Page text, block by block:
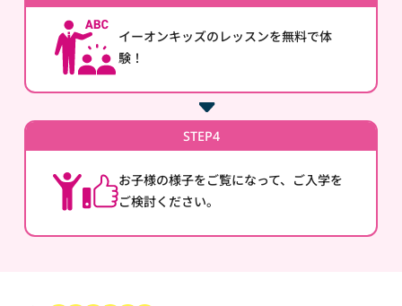
イーオンキッズのレッスンを無料で体
験！
STEP4
お子様の様子をご覧になって、ご入学を
ご検討ください。